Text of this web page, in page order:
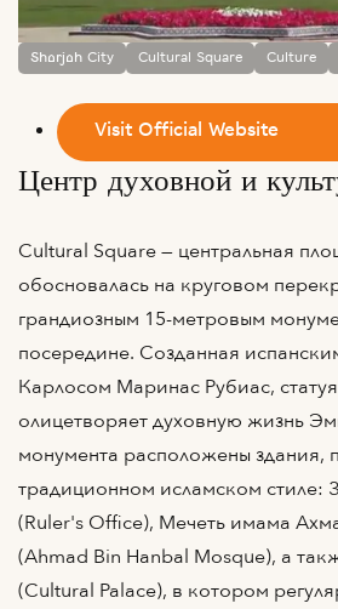
Sharjah City Cultural Square Culture
Центр духовной и
Cultural Square — центральная
обосновалась на круговом
грандиозным 15-метровым
посередине. Созданная
Карлосом Маринас Рубиас,
олицетворяет духовную жизнь
монумента расположены здания,
традиционном исламском стиле:
(Ruler's Office), Мечеть имама
(Ahmad Bin Hanbal Mosque), а
(Cultural Palace), в котором
Visit Official Website